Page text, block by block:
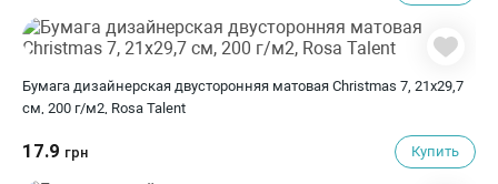
Бумага дизайнерская двусторонняя матовая Christmas 7, 21х29,7
см, 200 г/м2, Rosa Talent
17.9 грн Купить